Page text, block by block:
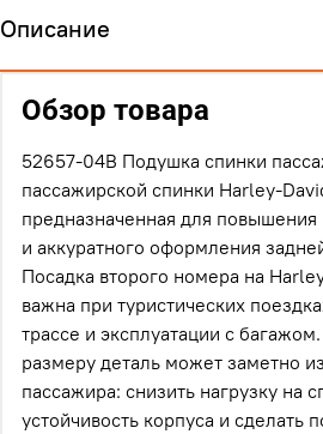
Описание
Обзор товара
52657-04B Подушка спинки
пассажирской спинки Harley-
предназначенная для
и аккуратного оформления
Посадка второго номера на
важна при туристических
трассе и эксплуатации с
размеру деталь может заметно
пассажира: снизить нагрузку на
устойчивость корпуса и сделать